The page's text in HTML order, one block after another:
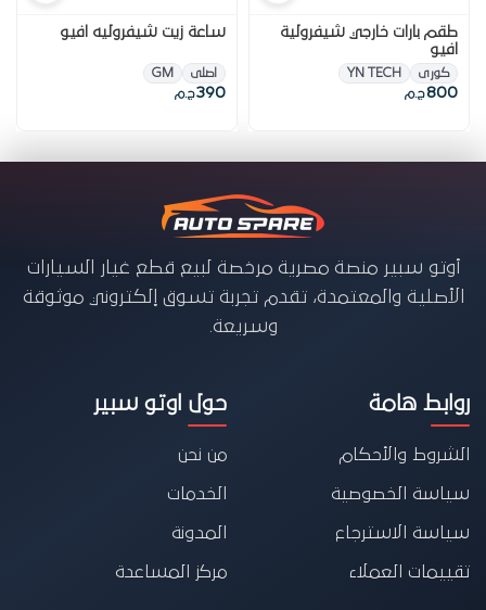
طقم بارات خارجي شيفرولية
افيو
كورى YN TECH
800ج.م
ساعة زيت شيفروليه افيو
اصلى GM
390ج.م
أوتو سبير منصة مصرية مرخصة لبيع قطع غيار السيارات
الأصلية والمعتمدة، تقدم تجربة تسوق إلكتروني موثوقة
وسريعة.
روابط هامة
الشروط والأحكام
سياسة الخصوصية
سياسة الاسترجاع
تقييمات العملاء
حول اوتو سبير
من نحن
الخدمات
المدونة
مركز المساعدة